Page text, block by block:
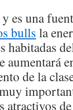
es una
bulls la
habitadas
aumentará
de la
atractivos